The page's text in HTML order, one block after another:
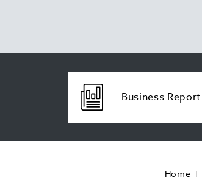
Business Report
Home